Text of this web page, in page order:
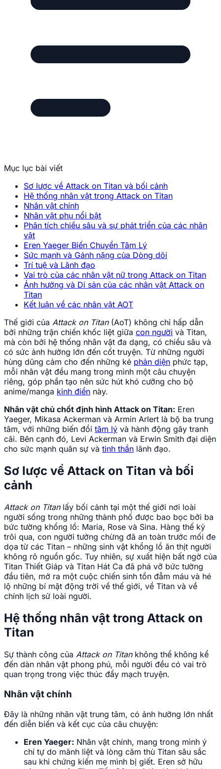
Mục lục bài viết
Sơ lược về Attack on Titan và bối cảnh
Hệ thống nhân vật trong Attack on Titan
Nhân vật chính
Nhân vật phụ nổi bật
Phân tích chiều sâu và sự phát triển của các nhân
vật
Eren Yaeger Biến Chuyển Tâm Lý
Sức mạnh và Gánh nặng của Dòng dõi
Trí tuệ và Lãnh đạo
Vai trò của các nhân vật nữ trong Attack on Titan
Ảnh hưởng và Di sản của các nhân vật Attack on
Titan
Kết luận về các nhân vật AOT
Thế giới của Attack on Titan(AoT) không chỉ hấp dẫn
bởi những trận chiến khốc liệt giữa con người và Titan,
mà còn bởi hệ thống nhân vật đa dạng, có chiều sâu và
có sức ảnh hưởng lớn đến cốt truyện. Từ những người
hùng dũng cảm cho đến những kẻ phản diện phức tạp,
mỗi nhân vật đều mang trong mình một câu chuyện
riêng, góp phần tạo nên sức hút khó cưỡng cho bộ
anime/manga kinh điển này.
Nhân vật chủ chốt định hình Attack on Titan: Eren
Yaeger, Mikasa Ackerman và Armin Arlert là bộ ba trung
tâm, với những biến đổi tâm lý và hành động gây tranh
cãi. Bên cạnh đó, Levi Ackerman và Erwin Smith đại diện
cho sức mạnh quân sự và tinh thần lãnh đạo.
Sơ lược về Attack on Titan và bối
cảnh
Attack on Titanlấy bối cảnh tại một thế giới nơi loài
người sống trong những thành phố được bao bọc bởi ba
bức tường khổng lồ: Maria, Rose và Sina. Hàng thế kỷ
trôi qua, con người tưởng chừng đã an toàn trước mối đe
dọa từ các Titan – những sinh vật khổng lồ ăn thịt người
không rõ nguồn gốc. Tuy nhiên, sự xuất hiện bất ngờ của
Titan Thiết Giáp và Titan Hát Ca đã phá vỡ bức tường
đầu tiên, mở ra một cuộc chiến sinh tồn đẫm máu và hé
lộ những bí mật động trời về thế giới, về Titan và về
chính lịch sử loài người.
Hệ thống nhân vật trong Attack on
Titan
Sự thành công của Attack on Titankhông thể không kể
đến dàn nhân vật phong phú, mỗi người đều có vai trò
quan trọng trong việc thúc đẩy mạch truyện.
Nhân vật chính
Đây là những nhân vật trung tâm, có ảnh hưởng lớn nhất
đến diễn biến và kết cục của câu chuyện:
Eren Yaeger: Nhân vật chính, mang trong mình ý
chí tự do mãnh liệt và lòng căm thù Titan sâu sắc
sau khi chứng kiến mẹ mình bị giết. Eren sở hữu